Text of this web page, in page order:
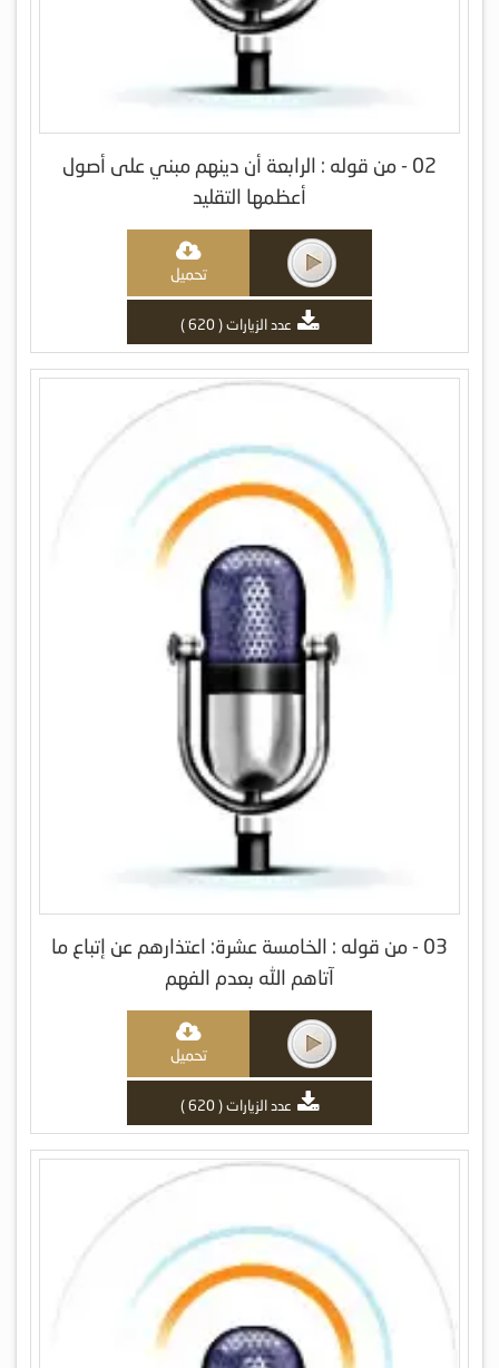
02 - من قوله : الرابعة أن دينهم مبني على أصول
أعظمها التقليد
تحميل
عدد الزيارات ( 620 )
03 - من قوله : الخامسة عشرة: اعتذارهم عن إتباع ما
آتاهم الله بعدم الفهم
تحميل
عدد الزيارات ( 620 )